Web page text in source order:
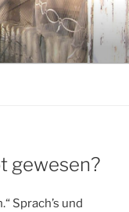
gewesen?
Sprach’s und